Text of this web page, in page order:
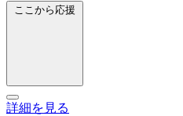
ここから応援
詳細を見る